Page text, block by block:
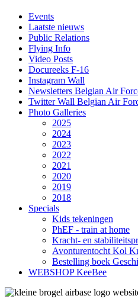
Events
Laatste nieuws
Public Relations
Flying Info
Video Posts
Docureeks F-16
Instagram Wall
Newsletters Belgian Air
Twitter Wall Belgian Air
Photo Galleries
2025
2024
2023
2022
2021
2020
2019
2018
Specials
Kids tekeningen
PhEF - train at home
Kracht- en
Avonturentocht Kol
Bestelling boek
WEBSHOP KeeBee